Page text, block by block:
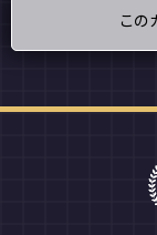
この